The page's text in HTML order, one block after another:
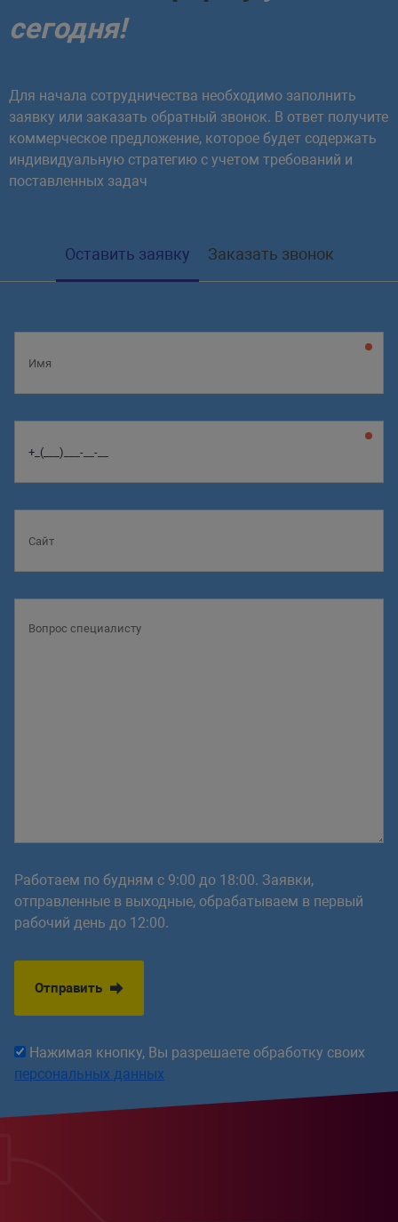
сегодня!
Для начала сотрудничества необходимо заполнить
заявку или заказать обратный звонок. В ответ получите
коммерческое предложение, которое будет содержать
индивидуальную стратегию с учетом требований и
поставленных задач
Оставить заявку Заказать звонок
Работаем по будням с 9:00 до 18:00. Заявки,
отправленные в выходные, обрабатываем в первый
рабочий день до 12:00.
Отправить
Нажимая кнопку, Вы разрешаете обработку своих
персональных данных